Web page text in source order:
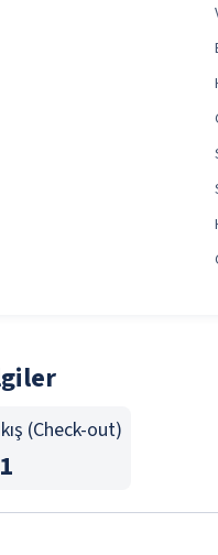
(Check-out)